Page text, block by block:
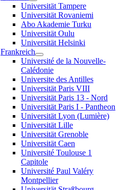
Universität Tampere
Universität Rovaniemi
Abo Akademie Turku
Universität Oulu
Universität Helsinki
Frankreich
Université de la Nouvelle-
Calédonie
Universite des Antilles
Universität Paris VIII
Universität Paris 13 - Nord
Universität Paris I - Pantheon
Universität Lyon (Lumière)
Universität Lille
Universität Grenoble
Universität Caen
Université Toulouse 1
Capitole
Université Paul Valéry
Montpellier